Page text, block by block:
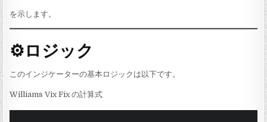
を示します。
⚙ロジック
このインジケーターの基本ロジックは以下です。
Williams Vix Fix の計算式